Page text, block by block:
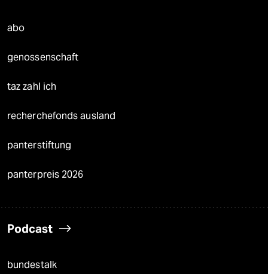
abo
genossenschaft
taz zahl ich
recherchefonds ausland
panterstiftung
panterpreis 2026
Podcast
bundestalk